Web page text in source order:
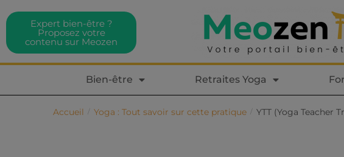
Expert bien-être ?
Proposez votre
contenu sur Meozen
Bien-être Retraites Yoga
Accueil Yoga : Tout savoir sur cette pratique YTT (Yoga Teacher